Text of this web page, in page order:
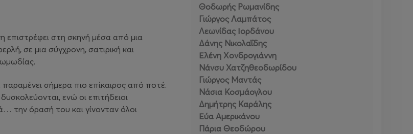
επιστρέφει στη σκηνή μέσα από μια
σε μια σύγχρονη, σατιρική και
σήμερα πιο επίκαιρος από ποτέ.
ενώ οι επιτήδειοι
την όρασή του και γίνονταν όλοι
Θοδωρής Ρωμανίδης
Γιώργος Λαμπάτος
Λεωνίδας Ιορδάνου
Δάνης Νικολαΐδης
Ελένη Χονδρογιάννη
Νάνσυ Χατζηθεοδωρίδου
Γιώργος Μαντάς
Νάσια Κοσμάογλου
Δημήτρης Καράλης
Εύα Αμερικάνου
Πάρια Θεοδώρου